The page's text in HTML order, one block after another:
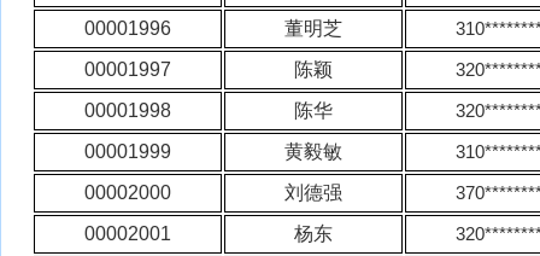
00001996 董明芝
00001997 陈颖
00001998 陈华
00001999 黄毅敏
00002000 刘德强
00002001 杨东